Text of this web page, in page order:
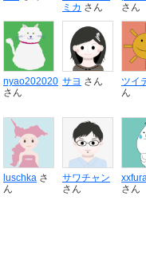
ミカ さん
さん
nyao202020
さん
サヨ さん
ツイ
ん
luschka さ
ん
サワチャン
さん
さん